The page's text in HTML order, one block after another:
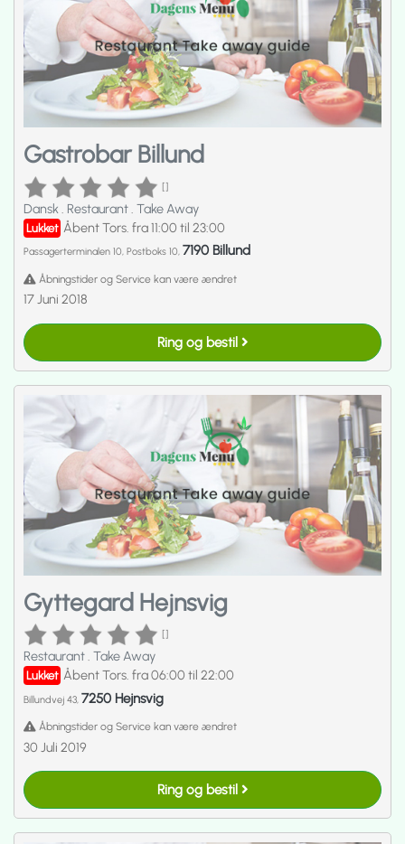
Gastrobar Billund
[]
Dansk Restaurant Take Away
Lukket Åbent Tors. fra 11:00 til 23:00
Passagerterminalen 10, Postboks 10, 7190 Billund
Åbningstider og Service kan være ændret
17 Juni 2018
Ring og bestil
Gyttegard Hejnsvig
[]
Restaurant. Take Away
Lukket Åbent Tors. fra 06:00 til 22:00
Billundvej 43, 7250 Hejnsvig
Åbningstider og Service kan være ændret
30 Juli 2019
Ring og bestil